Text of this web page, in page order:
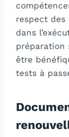
respect des
dans
préparation
être
tests à